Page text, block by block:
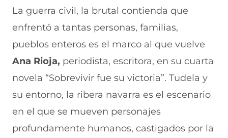
La guerra civil, la brutal contienda que
enfrentó a tantas personas, familias,
pueblos enteros es el marco al que vuelve
Ana Rioja, periodista, escritora, en su cuarta
novela “Sobrevivir fue su victoria”. Tudela y
su entorno, la ribera navarra es el escenario
en el que se mueven personajes
profundamente humanos, castigados por la